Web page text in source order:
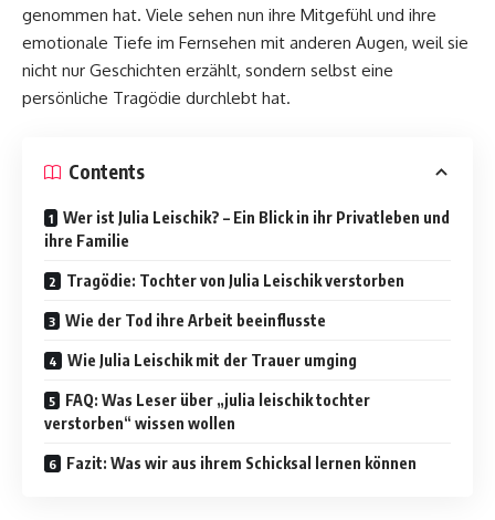
genommen hat. Viele sehen nun ihre Mitgefühl und ihre
emotionale Tiefe im Fernsehen mit anderen Augen, weil sie
nicht nur Geschichten erzählt, sondern selbst eine
persönliche Tragödie durchlebt hat.
Contents
Wer ist Julia Leischik? – Ein Blick in ihr Privatleben und
ihre Familie
Tragödie: Tochter von Julia Leischik verstorben
Wie der Tod ihre Arbeit beeinflusste
Wie Julia Leischik mit der Trauer umging
FAQ: Was Leser über „julia leischik tochter
verstorben“ wissen wollen
Fazit: Was wir aus ihrem Schicksal lernen können